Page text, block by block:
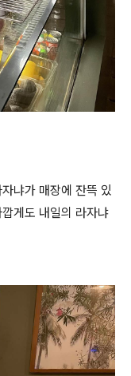
냐가 매장에 잔뜩 있
게도 내일의 라자냐